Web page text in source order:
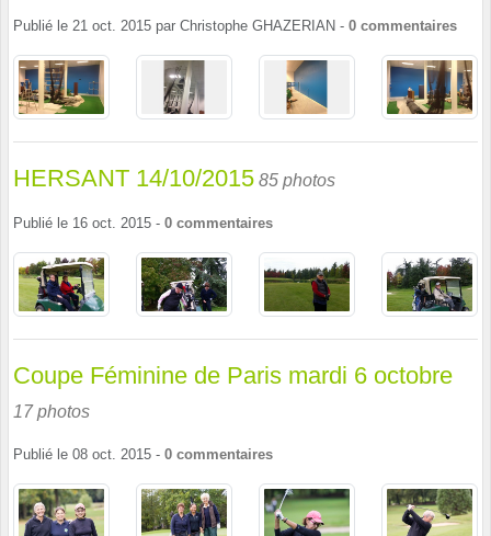
Publié le 21 oct. 2015 par Christophe GHAZERIAN - 0 commentaires
HERSANT 14/10/2015 85 photos
Publié le 16 oct. 2015 - 0 commentaires
Coupe Féminine de Paris mardi 6 octobre
17 photos
Publié le 08 oct. 2015 - 0 commentaires